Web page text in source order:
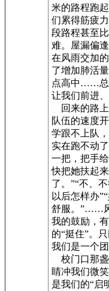
米的路程跑
们累得筋疲
段路程甚至
难。屋漏偏
在风雨交加
了增加肺活
点高中……总
让我们前进
回来的路上
队伍的速度
学跟不上队
实在跑不动
一把，把手
快把她扶起
了。”“不、
以后怎样办
舒服。”……
我的鼓励，
的“挺住”。
我们是一个
校门口那盏
睛冲我们微
是我们的“启